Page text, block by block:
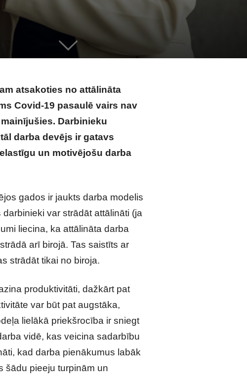
atsakoties no attālināta
Covid-19 pasaulē vairs nav
Darbinieku
darba devējs ir gatavs
un motivējošu darba
gados ir jaukts darba modelis
var strādāt attālināti (ja
liecina, ka attālināta darba
arī birojā. Tas saistīts ar
strādāt tikai no biroja.
produktivitāti, dažkārt pat
var būt pat augstāka,
lielākā priekšrocība ir sniegt
vidē, kas veicina sadarbību
kad darba pienākumus labāk
šādu pieeju turpinām un